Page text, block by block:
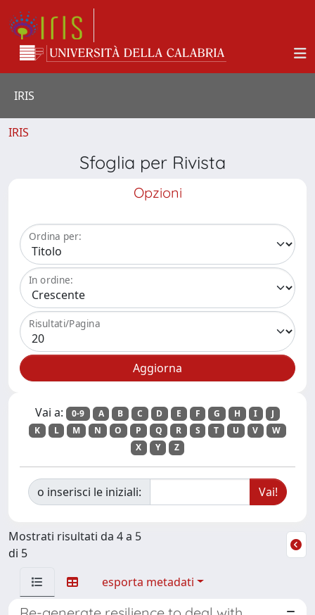
IRIS
IRIS
Sfoglia per Rivista
Opzioni
Ordina per:
In ordine:
Risultati/Pagina
Vai a: 0-9 A B C D E F G H I
J
K
L M N O P Q R S T U V
W
X
Y Z
o inserisci le iniziali:
Mostrati risultati da 4 a 5
di 5
esporta metadati